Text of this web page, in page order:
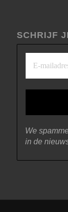
SCHRIJF
We
in de